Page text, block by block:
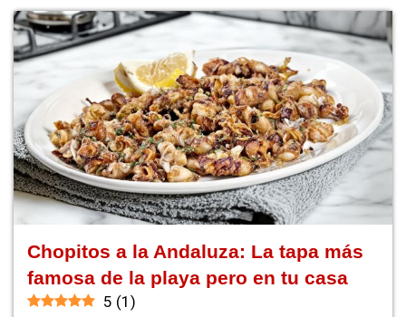
Chopitos a la Andaluza: La tapa más
famosa de la playa pero en tu casa
5 (1 )